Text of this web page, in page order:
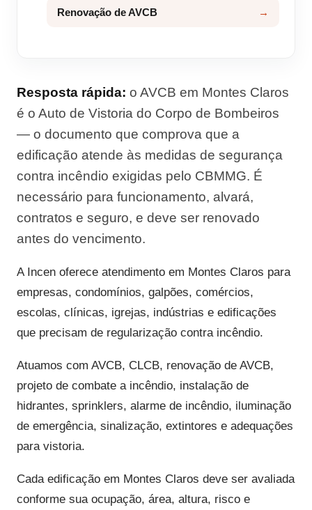
Renovação de AVCB
Resposta rápida: o AVCB em Montes Claros
é o Auto de Vistoria do Corpo de Bombeiros
— o documento que comprova que a
edificação atende às medidas de segurança
contra incêndio exigidas pelo CBMMG. É
necessário para funcionamento, alvará,
contratos e seguro, e deve ser renovado
antes do vencimento.
A Incen oferece atendimento em Montes Claros para
empresas, condomínios, galpões, comércios,
escolas, clínicas, igrejas, indústrias e edificações
que precisam de regularização contra incêndio.
Atuamos com AVCB, CLCB, renovação de AVCB,
projeto de combate a incêndio, instalação de
hidrantes, sprinklers, alarme de incêndio, iluminação
de emergência, sinalização, extintores e adequações
para vistoria.
Cada edificação em Montes Claros deve ser avaliada
conforme sua ocupação, área, altura, risco e